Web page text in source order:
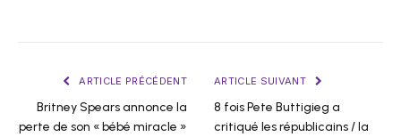
ARTICLE PRÉCÉDENT
Britney Spears annonce la
perte de son « bébé miracle »
ARTICLE SUIVANT
8 fois Pete Buttigieg a
critiqué les républicains / la